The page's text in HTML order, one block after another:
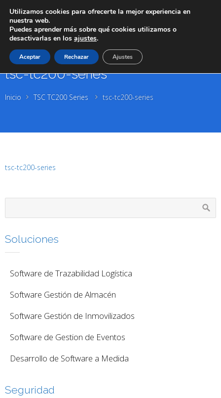
tsc-tc200-series
Inicio TSC TC200 Series tsc-tc200-series
tsc-tc200-series
Soluciones
Software de Trazabilidad Logística
Software Gestión de Almacén
Software Gestión de Inmovilizados
Software de Gestion de Eventos
Desarrollo de Software a Medida
Seguridad
Utilizamos cookies para ofrecerte la mejor experiencia en
nuestra web.
Puedes aprender más sobre qué cookies utilizamos o
desactivarlas en los ajustes.
Aceptar Rechazar Ajustes